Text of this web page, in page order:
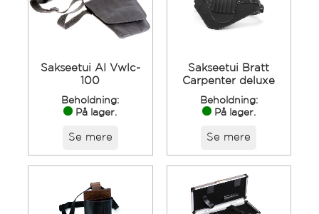
Sakseetui AI Vwlc-
100
Beholdning:
På lager.
Se mere
Sakseetui Bratt
Carpenter deluxe
Beholdning:
På lager.
Se mere